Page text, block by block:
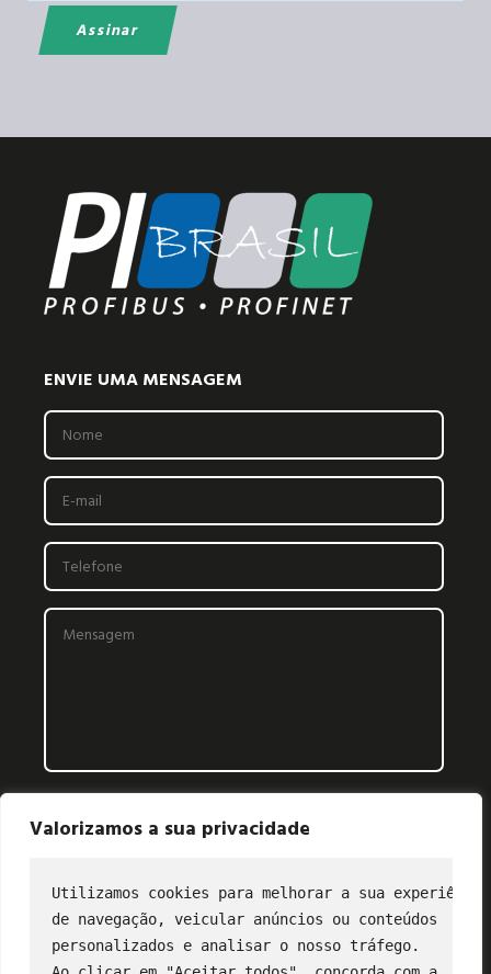
Valorizamos a sua privacidade
Utilizamos cookies para melhorar a sua experiência
de navegação, veicular anúncios ou conteúdos
personalizados e analisar o nosso tráfego.
ENVIE UMA MENSAGEM
CONTATO